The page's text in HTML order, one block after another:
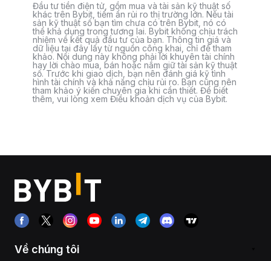
Đầu tư tiền điện tử, gồm mua và tài sản kỹ thuật số
khác trên Bybit, tiềm ẩn rủi ro thị trường lớn. Nếu tài
sản kỹ thuật số bạn tìm chưa có trên Bybit, nó có
thể khả dụng trong tương lai. Bybit không chịu trách
nhiệm về kết quả đầu tư của bạn. Thông tin giá và
dữ liệu tại đây lấy từ nguồn công khai, chỉ để tham
khảo. Nội dung này không phải lời khuyên tài chính
hay lời chào mua, bán hoặc nắm giữ tài sản kỹ thuật
số. Trước khi giao dịch, bạn nên đánh giá kỹ tình
hình tài chính và khả năng chịu rủi ro. Bạn cũng nên
tham khảo ý kiến chuyên gia khi cần thiết. Để biết
thêm, vui lòng xem Điều khoản dịch vụ của Bybit.
Về chúng tôi